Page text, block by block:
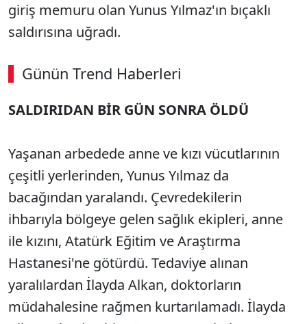
giriş memuru olan Yunus Yılmaz'ın bıçaklı
saldırısına uğradı.
Günün Trend Haberleri
SALDIRIDAN BİR GÜN SONRA ÖLDÜ
Yaşanan arbedede anne ve kızı vücutlarının
çeşitli yerlerinden, Yunus Yılmaz da
bacağından yaralandı. Çevredekilerin
ihbarıyla bölgeye gelen sağlık ekipleri, anne
ile kızını, Atatürk Eğitim ve Araştırma
Hastanesi'ne götürdü. Tedaviye alınan
yaralılardan İlayda Alkan, doktorların
müdahalesine rağmen kurtarılamadı. İlayda